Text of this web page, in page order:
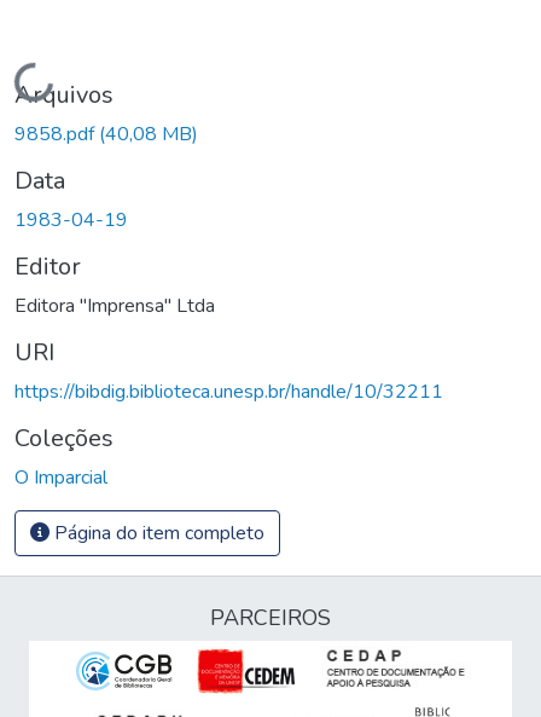
Carregando...
Arquivos
9858.pdf(40,08 MB)
Data
1983-04-19
Editor
Editora "Imprensa" Ltda
URI
https://bibdig.biblioteca.unesp.br/handle/10/32211
Coleções
O Imparcial
Página do item completo
PARCEIROS